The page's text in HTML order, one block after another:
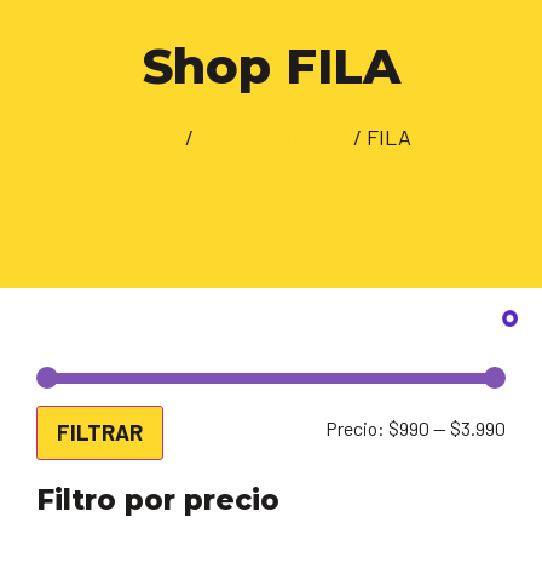
Shop FILA
/ / FILA
FILTRAR Precio: $990 —$3.990
Filtro por precio